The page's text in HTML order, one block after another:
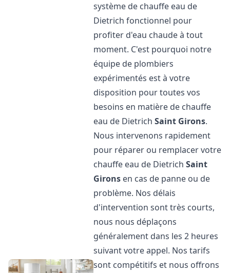
système de chauffe eau de
Dietrich fonctionnel pour
profiter d'eau chaude à tout
moment. C'est pourquoi notre
équipe de plombiers
expérimentés est à votre
disposition pour toutes vos
besoins en matière de chauffe
eau de DietrichSaint Girons.
Nous intervenons rapidement
pour réparer ou remplacer votre
chauffe eau de DietrichSaint
Girons en cas de panne ou de
problème. Nos délais
d'intervention sont très courts,
nous nous déplaçons
généralement dans les 2 heures
suivant votre appel. Nos tarifs
sont compétitifs et nous offrons